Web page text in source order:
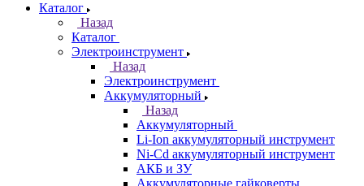
Каталог
Назад
Каталог
Электроинструмент
Назад
Электроинструмент
Аккумуляторный
Назад
Аккумуляторный
Li-Ion аккумуляторный инструмент
Ni-Cd аккумуляторный инструмент
АКБ и ЗУ
Аккумуляторные гайковерты